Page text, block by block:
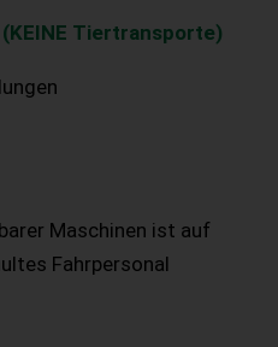
Tiertransporte)
Maschinen ist auf
Fahrpersonal